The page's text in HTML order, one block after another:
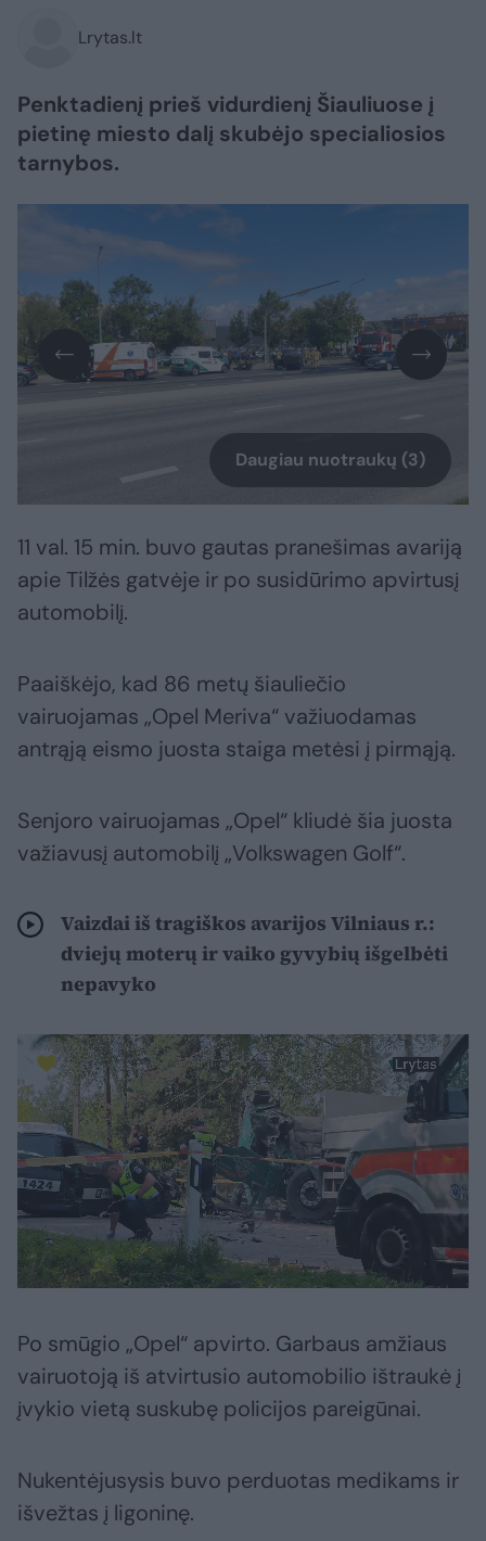
Lrytas.lt
Penktadienį prieš vidurdienį Šiauliuose į
pietinę miesto dalį skubėjo specialiosios
tarnybos.
Daugiau nuotraukų (3)
11 val. 15 min. buvo gautas pranešimas avariją
apie Tilžės gatvėje ir po susidūrimo apvirtusį
automobilį.
Paaiškėjo, kad 86 metų šiauliečio
vairuojamas „Opel Meriva“ važiuodamas
antrąją eismo juosta staiga metėsi į pirmąją.
Senjoro vairuojamas „Opel“ kliudė šia juosta
važiavusį automobilį „Volkswagen Golf“.
Vaizdai iš tragiškos avarijos Vilniaus r.:
dviejų moterų ir vaiko gyvybių išgelbėti
nepavyko
Po smūgio „Opel“ apvirto. Garbaus amžiaus
vairuotoją iš atvirtusio automobilio ištraukė į
įvykio vietą suskubę policijos pareigūnai.
Nukentėjusysis buvo perduotas medikams ir
išvežtas į ligoninę.